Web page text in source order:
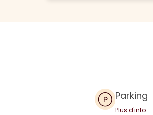
Parking
Plus d'info